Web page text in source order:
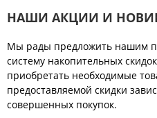
НАШИ АКЦИИ И
Мы рады предложить нашим
систему накопительных
приобретать необходимые
предоставляемой скидки
совершенных покупок.